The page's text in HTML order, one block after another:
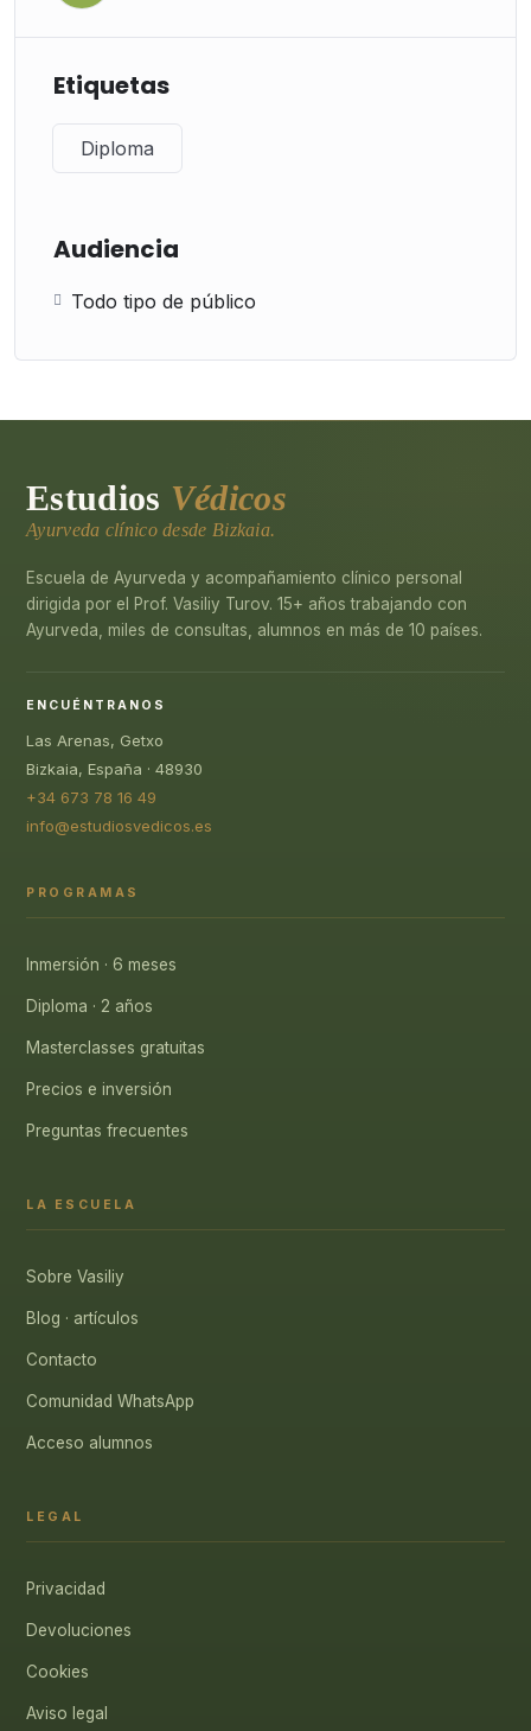
Etiquetas
Diploma
Audiencia
Todo tipo de público
Estudios Védicos
Ayurveda clínico desde Bizkaia.
Escuela de Ayurveda y acompañamiento clínico personal
dirigida por el Prof. Vasiliy Turov. 15+ años trabajando con
Ayurveda, miles de consultas, alumnos en más de 10 países.
ENCUÉNTRANOS
Las Arenas, Getxo
Bizkaia, España · 48930
+34 673 78 16 49
info@estudiosvedicos.es
PROGRAMAS
Inmersión · 6 meses
Diploma · 2 años
Masterclasses gratuitas
Precios e inversión
Preguntas frecuentes
LA ESCUELA
Sobre Vasiliy
Blog · artículos
Contacto
Comunidad WhatsApp
Acceso alumnos
LEGAL
Privacidad
Devoluciones
Cookies
Aviso legal